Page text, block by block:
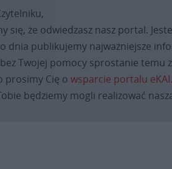
się, że odwiedzasz nasz portal.
dnia publikujemy najważniejsze
bez Twojej pomocy sprostanie temu
prosimy Cię o wsparcie portalu
będziemy mogli realizować